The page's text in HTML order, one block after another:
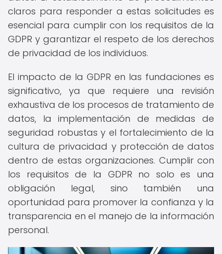
claros para responder a estas solicitudes es
esencial para cumplir con los requisitos de la
GDPR y garantizar el respeto de los derechos
de privacidad de los individuos.
El impacto de la GDPR en las fundaciones es
significativo, ya que requiere una revisión
exhaustiva de los procesos de tratamiento de
datos, la implementación de medidas de
seguridad robustas y el fortalecimiento de la
cultura de privacidad y protección de datos
dentro de estas organizaciones. Cumplir con
los requisitos de la GDPR no solo es una
obligación legal, sino también una
oportunidad para promover la confianza y la
transparencia en el manejo de la información
personal.